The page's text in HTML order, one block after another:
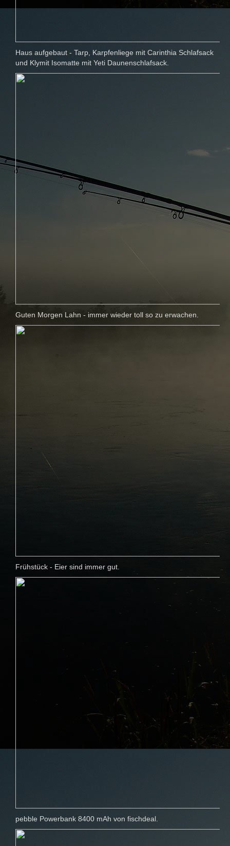
Haus aufgebaut - Tarp, Karpfenliege mit Carinthia Schlafsack
und Klymit Isomatte mit Yeti Daunenschlafsack.
Guten Morgen Lahn - immer wieder toll so zu erwachen.
Frühstück - Eier sind immer gut.
pebble Powerbank 8400 mAh von fischdeal.